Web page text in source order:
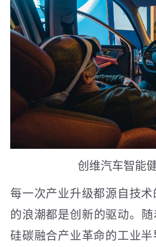
创维汽车智能
每一次产业升级都源自技
的浪潮都是创新的驱动。随
硅碳融合产业革命的工业